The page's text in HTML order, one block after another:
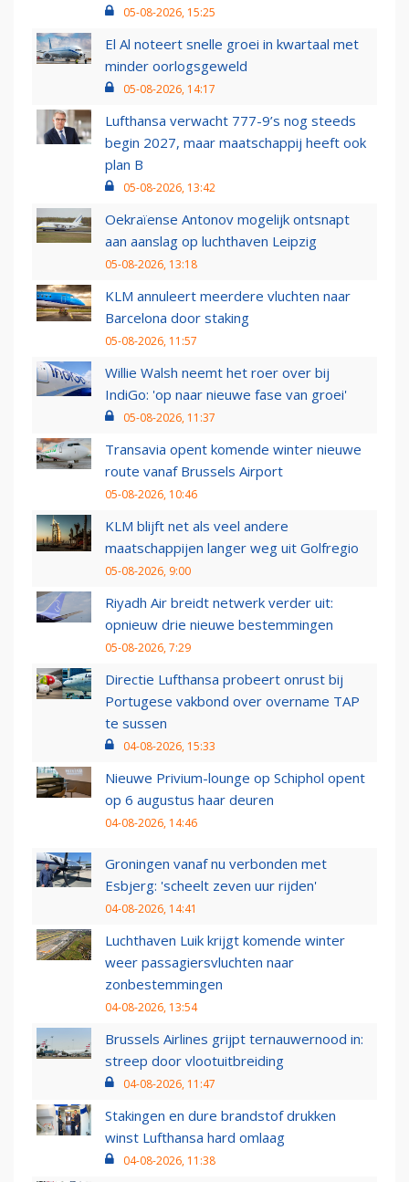
05-08-2026, 15:25
El Al noteert snelle groei in kwartaal met
minder oorlogsgeweld
05-08-2026, 14:17
Lufthansa verwacht 777-9’s nog steeds
begin 2027, maar maatschappij heeft ook
plan B
05-08-2026, 13:42
Oekraïense Antonov mogelijk ontsnapt
aan aanslag op luchthaven Leipzig
05-08-2026, 13:18
KLM annuleert meerdere vluchten naar
Barcelona door staking
05-08-2026, 11:57
Willie Walsh neemt het roer over bij
IndiGo: 'op naar nieuwe fase van groei'
05-08-2026, 11:37
Transavia opent komende winter nieuwe
route vanaf Brussels Airport
05-08-2026, 10:46
KLM blijft net als veel andere
maatschappijen langer weg uit Golfregio
05-08-2026, 9:00
Riyadh Air breidt netwerk verder uit:
opnieuw drie nieuwe bestemmingen
05-08-2026, 7:29
Directie Lufthansa probeert onrust bij
Portugese vakbond over overname TAP
te sussen
04-08-2026, 15:33
Nieuwe Privium-lounge op Schiphol opent
op 6 augustus haar deuren
04-08-2026, 14:46
Groningen vanaf nu verbonden met
Esbjerg: 'scheelt zeven uur rijden'
04-08-2026, 14:41
Luchthaven Luik krijgt komende winter
weer passagiersvluchten naar
zonbestemmingen
04-08-2026, 13:54
Brussels Airlines grijpt ternauwernood in:
streep door vlootuitbreiding
04-08-2026, 11:47
Stakingen en dure brandstof drukken
winst Lufthansa hard omlaag
04-08-2026, 11:38